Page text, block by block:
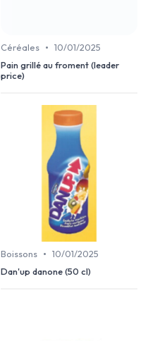
Céréales • 10/01/2025
Pain grillé au froment (leader
price)
Boissons • 10/01/2025
Dan'up danone (50 cl)